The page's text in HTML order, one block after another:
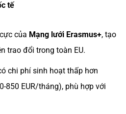
tế
của Mạng lưới Erasmus+, tạo
trao đổi trong toàn EU.
chi phí sinh hoạt thấp hơn
850 EUR/tháng), phù hợp với